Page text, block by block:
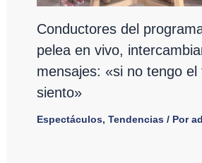
Conductores del
pelea en vivo,
mensajes: «si no tengo el
siento»
Espectáculos, Tendencias/ Por